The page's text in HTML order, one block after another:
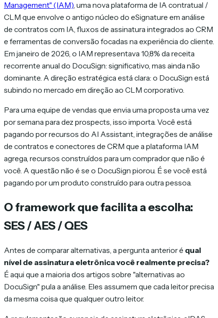
Management" (IAM), uma nova plataforma de IA contratual /
CLM que envolve o antigo núcleo do eSignature em análise
de contratos com IA, fluxos de assinatura integrados ao CRM
e ferramentas de conversão focadas na experiência do cliente.
Em janeiro de 2026, o IAM representava 10,8% da receita
recorrente anual do DocuSign: significativo, mas ainda não
dominante. A direção estratégica está clara: o DocuSign está
subindo no mercado em direção ao CLM corporativo.
Para uma equipe de vendas que envia uma proposta uma vez
por semana para dez prospects, isso importa. Você está
pagando por recursos do AI Assistant, integrações de análise
de contratos e conectores de CRM que a plataforma IAM
agrega, recursos construídos para um comprador que não é
você. A questão não é se o DocuSign piorou. É se você está
pagando por um produto construído para outra pessoa.
O framework que facilita a escolha:
SES / AES / QES
Antes de comparar alternativas, a pergunta anterior é qual
nível de assinatura eletrônica você realmente precisa?
É aqui que a maioria dos artigos sobre "alternativas ao
DocuSign" pula a análise. Eles assumem que cada leitor precisa
da mesma coisa que qualquer outro leitor.